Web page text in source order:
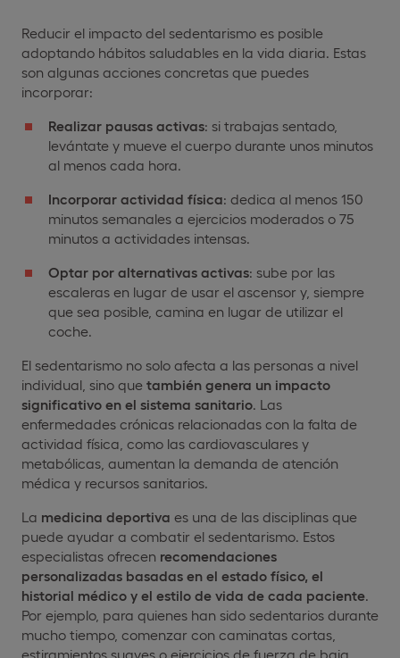
Reducir el impacto del sedentarismo es posible
adoptando hábitos saludables en la vida diaria. Estas
son algunas acciones concretas que puedes
incorporar:
Realizar pausas activas: si trabajas sentado,
levántate y mueve el cuerpo durante unos minutos
al menos cada hora.
Incorporar actividad física: dedica al menos 150
minutos semanales a ejercicios moderados o 75
minutos a actividades intensas.
Optar por alternativas activas: sube por las
escaleras en lugar de usar el ascensor y, siempre
que sea posible, camina en lugar de utilizar el
coche.
El sedentarismo no solo afecta a las personas a nivel
individual, sino que también genera un impacto
significativo en el sistema sanitario . Las
enfermedades crónicas relacionadas con la falta de
actividad física, como las cardiovasculares y
metabólicas, aumentan la demanda de atención
médica y recursos sanitarios.
La medicina deportiva es una de las disciplinas que
puede ayudar a combatir el sedentarismo. Estos
especialistas ofrecen recomendaciones
personalizadas basadas en el estado físico, el
historial médico y el estilo de vida de cada paciente
Por ejemplo, para quienes han sido sedentarios durante
mucho tiempo, comenzar con caminatas cortas,
estiramientos suaves o ejercicios de fuerza de baja